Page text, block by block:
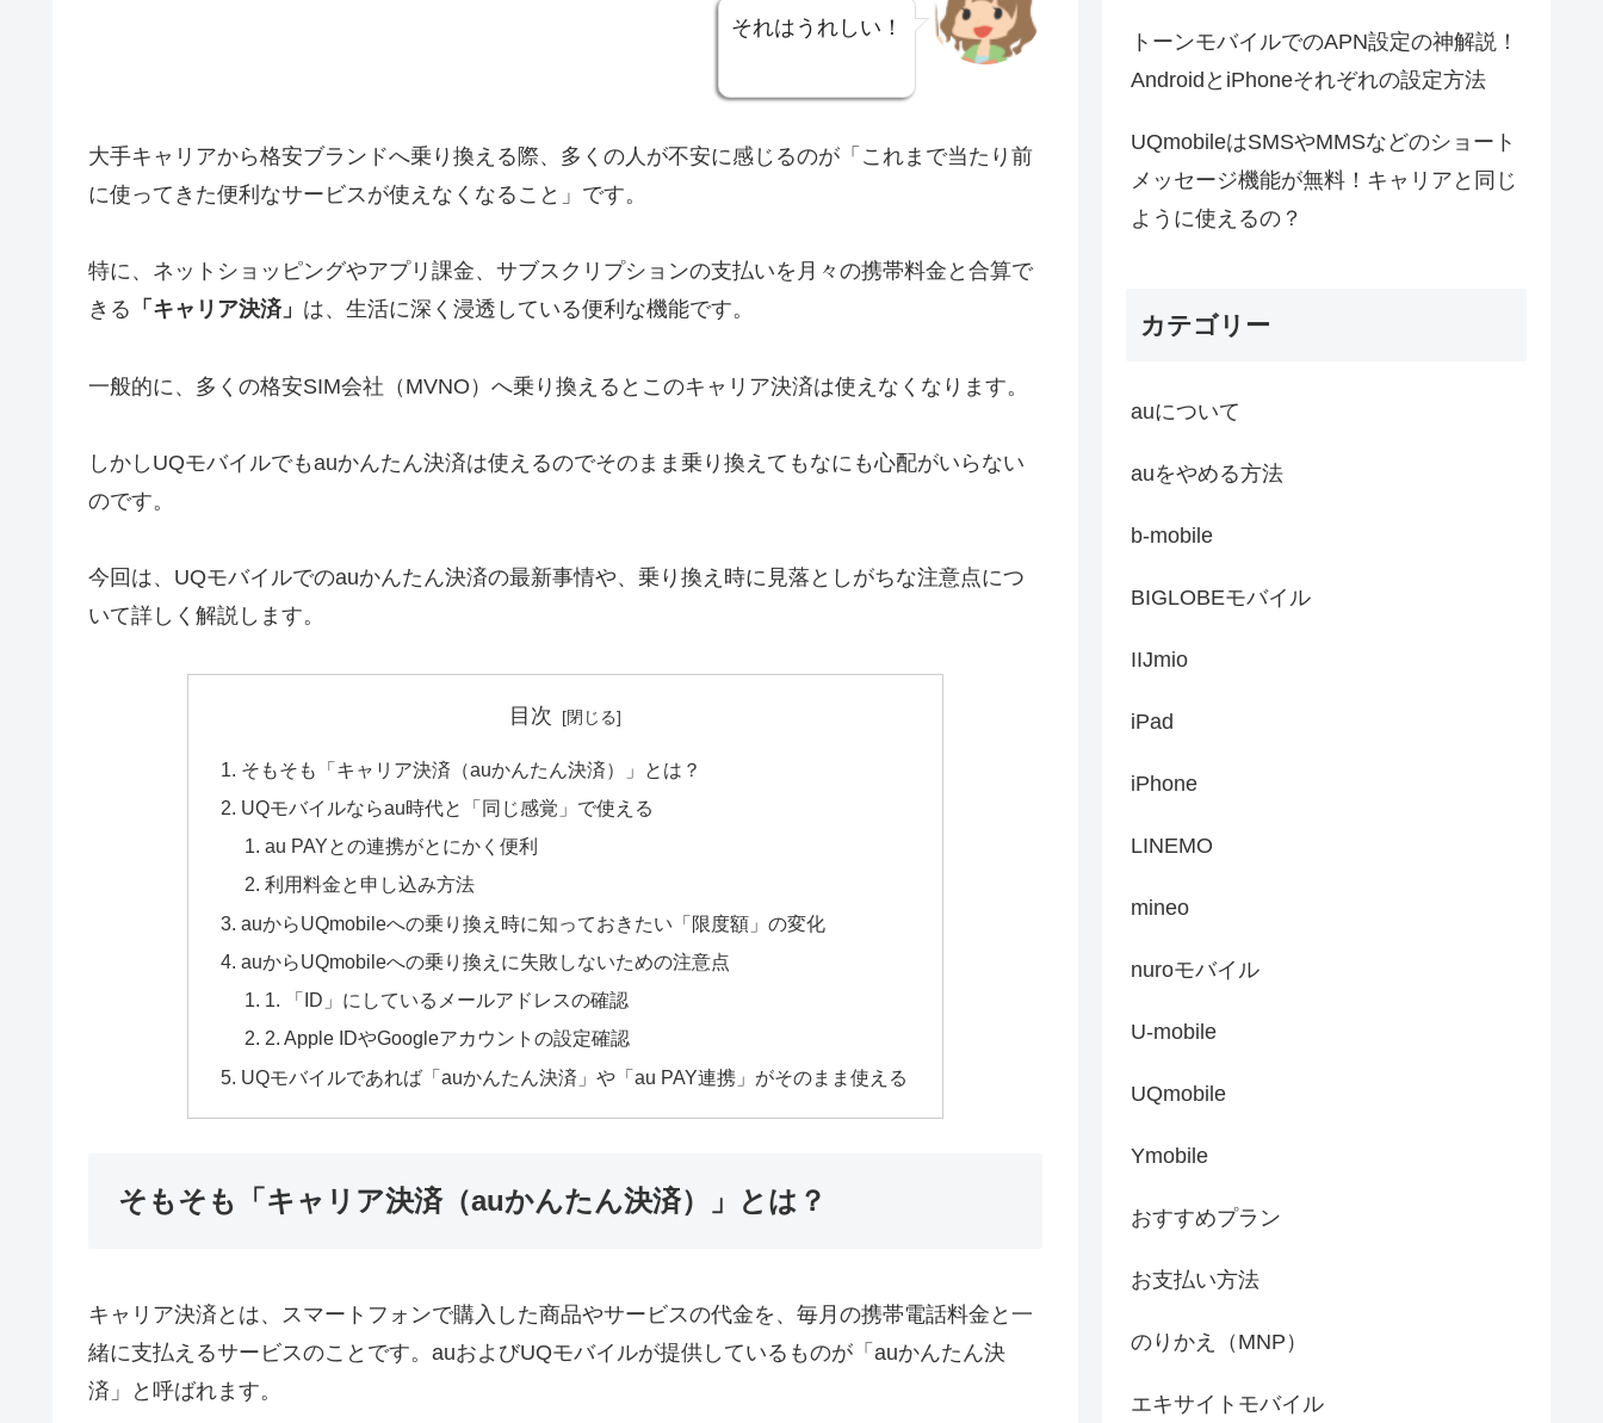
それはうれしい！
大手キャリアから格安ブランドへ乗り換える際、多くの人が不安に感じるのが「これまで当たり前
に使ってきた便利なサービスが使えなくなること」です。
特に、ネットショッピングやアプリ課金、サブスクリプションの支払いを月々の携帯料金と合算で
きる 「キャリア決済」 は、生活に深く浸透している便利な機能です。
一般的に、多くの格安SIM会社（MVNO）へ乗り換えるとこのキャリア決済は使えなくなります。
しかしUQモバイルでもauかんたん決済は使えるのでそのまま乗り換えてもなにも心配がいらない
のです。
今回は、UQモバイルでのauかんたん決済の最新事情や、乗り換え時に見落としがちな注意点につ
いて詳しく解説します。
目次
そもそも「キャリア決済（auかんたん決済）」とは？
UQモバイルならau時代と「同じ感覚」で使える
au PAYとの連携がとにかく便利
利用料金と申し込み方法
auからUQmobileへの乗り換え時に知っておきたい「限度額」の変化
auからUQmobileへの乗り換えに失敗しないための注意点
1. 「ID」にしているメールアドレスの確認
2. Apple IDやGoogleアカウントの設定確認
UQモバイルであれば「auかんたん決済」や「au PAY連携」がそのまま使える
そもそも「キャリア決済（auかんたん決済）」とは？
キャリア決済とは、スマートフォンで購入した商品やサービスの代金を、毎月の携帯電話料金と一
緒に支払えるサービスのことです。auおよびUQモバイルが提供しているものが「auかんたん決
済」と呼ばれます。
トーンモバイルでのAPN設定の神解説！
AndroidとiPhoneそれぞれの設定方法
UQmobileはSMSやMMSなどのショート
メッセージ機能が無料！キャリアと同じ
ように使えるの？
カテゴリー
auについて
auをやめる方法
b-mobile
BIGLOBEモバイル
IIJmio
iPad
iPhone
LINEMO
mineo
nuroモバイル
U-mobile
UQmobile
Ymobile
おすすめプラン
お支払い方法
のりかえ（MNP）
エキサイトモバイル